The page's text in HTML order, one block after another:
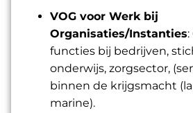
VOG voor Werkbij
Organisaties/Instanties
functies bij bedrijven,
onderwijs, zorgsector,
binnen de krijgsmacht
marine).